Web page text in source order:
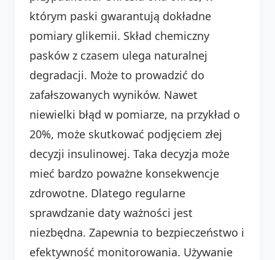
którym paski gwarantują dokładne
pomiary glikemii. Skład chemiczny
pasków z czasem ulega naturalnej
degradacji. Może to prowadzić do
zafałszowanych wyników. Nawet
niewielki błąd w pomiarze, na przykład o
20%, może skutkować podjęciem złej
decyzji insulinowej. Taka decyzja może
mieć bardzo poważne konsekwencje
zdrowotne. Dlatego regularne
sprawdzanie daty ważności jest
niezbędna. Zapewnia to bezpieczeństwo i
efektywność monitorowania. Używanie